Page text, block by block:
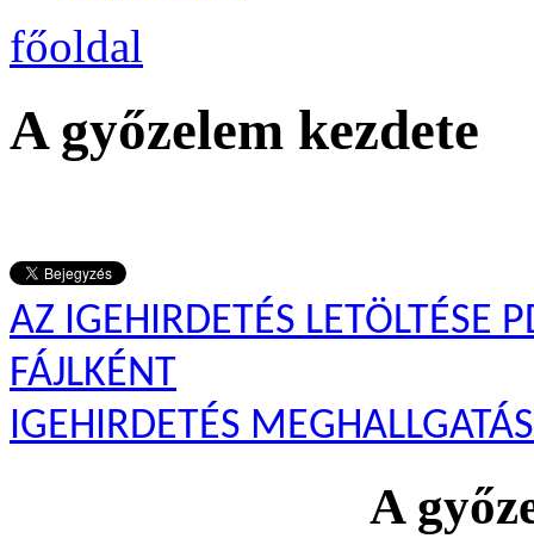
főoldal
A győzelem kezdete
AZ IGEHIRDETÉS LETÖLTÉSE
FÁJLKÉNT
IGEHIRDETÉS
A